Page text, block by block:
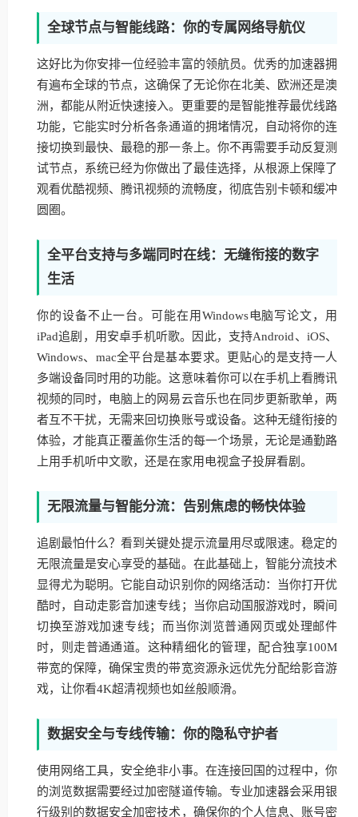
全球节点与智能线路：你的专属网络导航仪
这好比为你安排一位经验丰富的领航员。优秀的加速器拥
有遍布全球的节点，这确保了无论你在北美、欧洲还是澳
洲，都能从附近快速接入。更重要的是智能推荐最优线路
功能，它能实时分析各条通道的拥堵情况，自动将你的连
接切换到最快、最稳的那一条上。你不再需要手动反复测
试节点，系统已经为你做出了最佳选择，从根源上保障了
观看优酷视频、腾讯视频的流畅度，彻底告别卡顿和缓冲
圆圈。
全平台支持与多端同时在线：无缝衔接的数字
生活
你的设备不止一台。可能在用Windows电脑写论文，用
iPad追剧，用安卓手机听歌。因此，支持Android、iOS、
Windows、mac全平台是基本要求。更贴心的是支持一人
多端设备同时用的功能。这意味着你可以在手机上看腾讯
视频的同时，电脑上的网易云音乐也在同步更新歌单，两
者互不干扰，无需来回切换账号或设备。这种无缝衔接的
体验，才能真正覆盖你生活的每一个场景，无论是通勤路
上用手机听中文歌，还是在家用电视盒子投屏看剧。
无限流量与智能分流：告别焦虑的畅快体验
追剧最怕什么？看到关键处提示流量用尽或限速。稳定的
无限流量是安心享受的基础。在此基础上，智能分流技术
显得尤为聪明。它能自动识别你的网络活动：当你打开优
酷时，自动走影音加速专线；当你启动国服游戏时，瞬间
切换至游戏加速专线；而当你浏览普通网页或处理邮件
时，则走普通通道。这种精细化的管理，配合独享100M
带宽的保障，确保宝贵的带宽资源永远优先分配给影音游
戏，让你看4K超清视频也如丝般顺滑。
数据安全与专线传输：你的隐私守护者
使用网络工具，安全绝非小事。在连接回国的过程中，你
的浏览数据需要经过加密隧道传输。专业加速器会采用银
行级别的数据安全加密技术，确保你的个人信息、账号密